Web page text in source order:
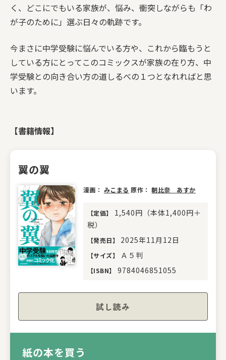
く、どこにでもいる家族が、悩み、衝突しながらも「わ
が子のために」選ぶ日々の軌跡です。
今まさに中学受験に悩んでいる方や、これから臨もうと
している方にとってこのコミックスが家族の在り方、中
学受験との向き合い方の道しるべの１つとなれればと思
います。
【書籍情報】
翼の翼
漫画： みこまる 原作：朝比奈 あすか
【定価】
1,540円（本体1,400円＋
税）
【発売日】 2025年11月12日
【サイズ】 Ａ５判
【ISBN】 9784046851055
試し読み
紙の本を買う